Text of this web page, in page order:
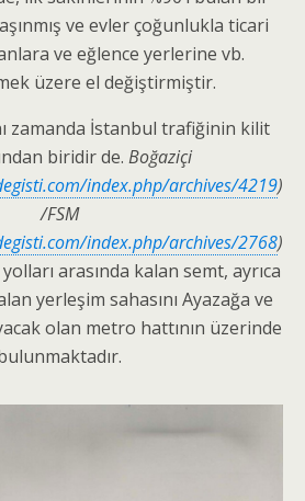
ve evler çoğunlukla ticari
ve eğlence yerlerine vb.
üzere el değiştirmiştir.
zamanda İstanbul trafiğinin kilit
biridir de. Boğaziçi
index.php/archives/4219)
/FSM
index.php/archives/2768)
arasında kalan semt, ayrıca
yerleşim sahasını Ayazağa ve
olan metro hattının üzerinde